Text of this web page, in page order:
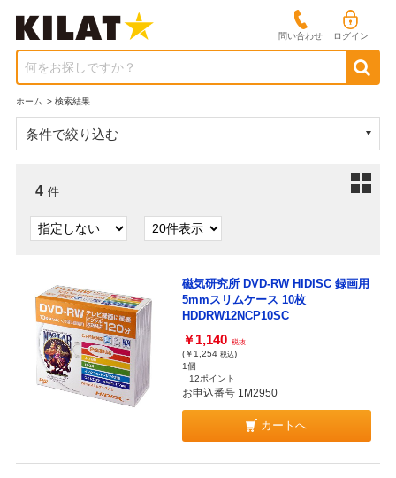
問い合わせ ログイン
何をお探しですか？
ホーム > 検索結果
条件で絞り込む
4 件
磁気研究所 DVD-RW HIDISC 録画用
5mmスリムケース 10枚
HDDRW12NCP10SC
￥1,140 税抜
(￥1,254 税込)
1個
12ポイント
お申込番号 1M2950
カートへ